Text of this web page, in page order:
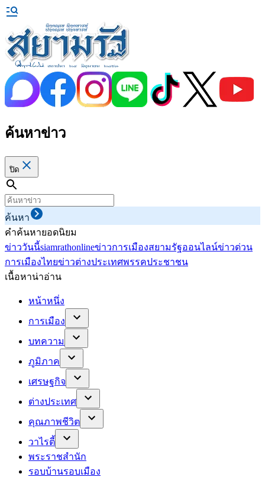
ค้นหาข่าว
ปิด
ค้นหา
คำค้นหายอดนิยม
ข่าววันนี้siamrathonlineข่าวการเมืองสยามรัฐออนไลน์ข่าวด่วน
การเมืองไทยข่าวต่างประเทศพรรคประชาชน
เนื้อหาน่าอ่าน
หน้าหนึ่ง
การเมือง
บทความ
ภูมิภาค
เศรษฐกิจ
ต่างประเทศ
คุณภาพชีวิต
วาไรตี้
พระราชสำนัก
รอบบ้านรอบเมือง